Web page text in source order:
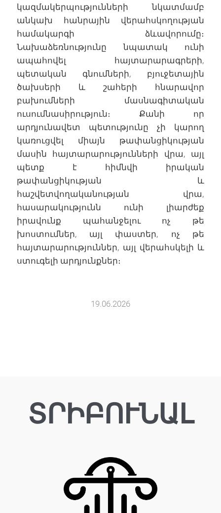
կազմակերպությունների նկատմամբ
անկախ հանրային վերահսկողության
համակարգի ձևավորումը։
Նախաձեռնությունը նպատակ ունի
ապահովել հայտարարագրերի,
պետական գնումների, բյուջետային
ծախսերի և շահերի հնարավոր
բախումների մասնագիտական
ուսումնասիրություն։ Քանի որ
արդյունավետ պետությունը չի կարող
կառուցվել միայն թափանցիկության
մասին հայտարարությունների վրա, այլ
պետք է հիմնվի իրական
թափանցիկության և
հաշվետվողականության վրա,
հասարակությունն ունի լիարժեք
իրավունք պահանջելու ոչ թե
խոստումներ, այլ փաստեր, ոչ թե
հայտարարություններ, այլ վերահսկելի և
ստուգելի արդյունքներ։
19.06.2026
ՏՐԻԲՈՒՆԱԼ